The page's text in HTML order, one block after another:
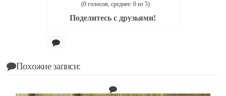
(0 голосов, среднее: 0 из 5)
Поделитесь с друзьями!
Похожие записи: